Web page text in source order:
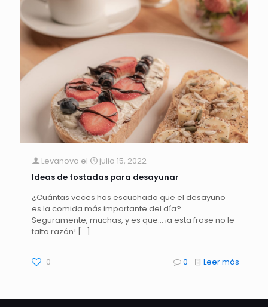
Levanova el
julio 15, 2022
Ideas de tostadas para desayunar
¿Cuántas veces has escuchado que el desayuno
es la comida más importante del día?
Seguramente, muchas, y es que… ¡a esta frase no le
falta razón! […]
0 0 Leer más